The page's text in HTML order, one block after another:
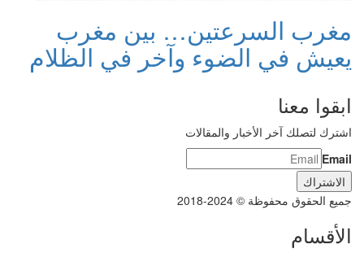
مغرب السرعتين… بين مغرب
يعيش في الضوء وآخر في الظلام
ابقوا معنا
اشترك لتصلك آخر الأخبار والمقالات
Email
جميع الحقوق محفوظة © 2024-2018
الأقسام